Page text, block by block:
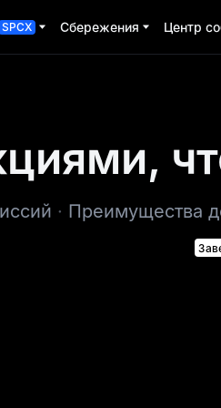
SPCX Сбережения Центр
· Преимущества